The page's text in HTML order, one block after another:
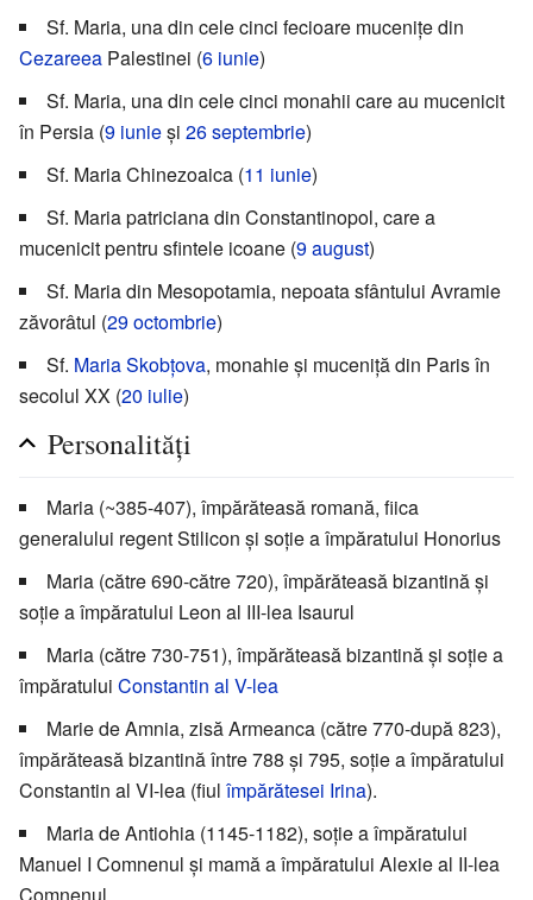
Sf. Maria, una din cele cinci fecioare mucenițe din
Cezareea Palestinei (6 iunie)
Sf. Maria, una din cele cinci monahii care au mucenicit
în Persia (9 iunieși 26 septembrie)
Sf. Maria Chinezoaica (11 iunie)
Sf. Maria patriciana din Constantinopol, care a
mucenicit pentru sfintele icoane (9 august)
Sf. Maria din Mesopotamia, nepoata sfântului Avramie
zăvorâtul (29 octombrie)
Sf. Maria Skobțova, monahie și muceniță din Paris în
secolul XX (20 iulie)
Personalități
Maria (~385-407), împărăteasă romană, fiica
generalului regent Stilicon și soție a împăratului Honorius
Maria (către 690-către 720), împărăteasă bizantină și
soție a împăratului Leon al III-lea Isaurul
Maria (către 730-751), împărăteasă bizantină și soție a
împăratului Constantin al V-lea
Marie de Amnia, zisă Armeanca (către 770-după 823),
împărăteasă bizantină între 788 și 795, soție a împăratului
Constantin al VI-lea (fiul împărătesei Irina).
Maria de Antiohia (1145-1182), soție a împăratului
Manuel I Comnenul și mamă a împăratului Alexie al II-lea